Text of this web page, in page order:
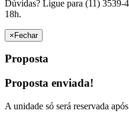
Dúvidas? Ligue para (11) 3539-
18h.
×Fechar
Proposta
Proposta enviada!
A unidade só será reservada